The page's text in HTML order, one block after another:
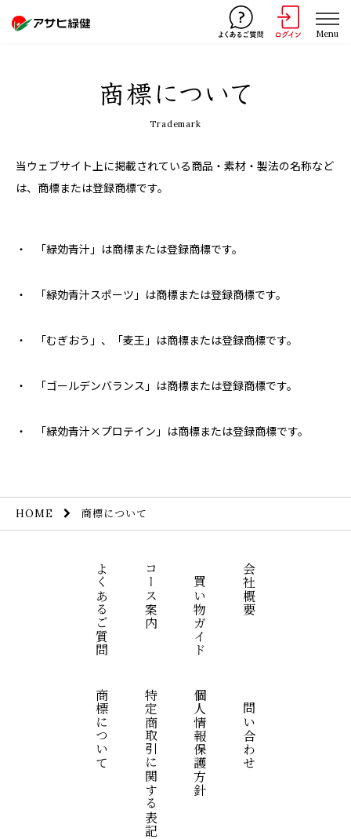
Menu
Trademark
当ウェブサイト上に掲載されている商品・素材・製法の名称など
は、商標または登録商標です。
「緑効青汁」は商標または登録商標です。
「緑効青汁スポーツ」は商標または登録商標です。
「むぎおう」、「麦王」は商標または登録商標です。
「ゴールデンバランス」は商標または登録商標です。
「緑効青汁×プロテイン」は商標または登録商標です。
HOME 商標について
会社概要
お買い物ガイド
コース案内
よくあるご質問
お問い合わせ
個人情報保護方針
特定商取引に関する表記
商標について